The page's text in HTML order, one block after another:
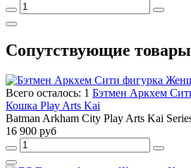
Сопутствующие товары
Всего осталось: 1 Бэтмен Аркхем
Кошка Play Arts Kai
Batman Arkham City Play Arts Kai
16 900 руб